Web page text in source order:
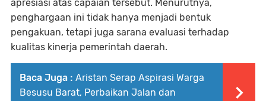
apresiasi atas capaian tersebut. Menurutnya,
penghargaan ini tidak hanya menjadi bentuk
pengakuan, tetapi juga sarana evaluasi terhadap
kualitas kinerja pemerintah daerah.
Baca Juga : Aristan Serap Aspirasi Warga
Besusu Barat, Perbaikan Jalan dan